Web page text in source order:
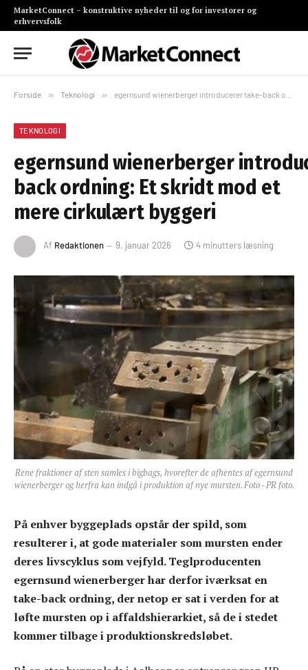
MarketConnect – konstruktive nyheder til og for investorer og
erhvervsfolk
Forside » Teknologi » egernsund wienerberger introducerer take-back ordning: Et skridt mod et mere cirkulært byggeri
TEKNOLOGI
egernsund wienerberger
back ordning: Et skridt mod et
mere cirkulært byggeri
Af Redaktionen 9. januar 2026 4 minutters læsning
Rene fraktioner af sten samles i bigbags, hvorefter de afhentes af egernsund
wienerberger og herfra kan indgå i produktion af nye mursten. Foto - PR foto.
På enhver byggeplads opstår der spild, som
resulterer i, at gode materialer som mursten ender
deres livscyklus som vejfyld. Teglproducenten
egernsund wienerberger har derfor iværksat en
take-back ordning, der netop er sat i verden for at
løfte mursten op i affaldshierarkiet, så de i stedet
kommer tilbage i produktionskredsløbet.